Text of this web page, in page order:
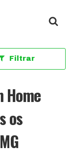
Filtrar
Home
os